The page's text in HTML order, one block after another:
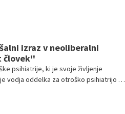
izraz v neoliberalni
človek''
psihiatrije, ki je svoje življenje
vodja oddelka za otroško psihiatrijo na